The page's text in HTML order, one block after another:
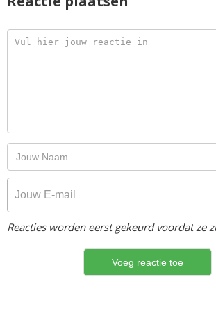
Reacties worden eerst gekeurd voordat ze